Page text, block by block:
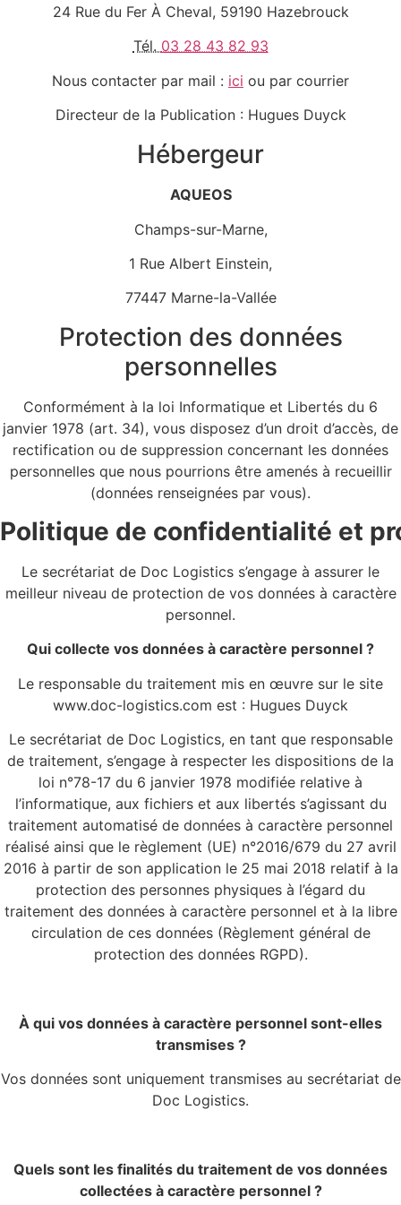
24 Rue du Fer À Cheval, 59190 Hazebrouck
Tél. 03 28 43 82 93
Nous contacter par mail : ici ou par courrier
Directeur de la Publication : Hugues Duyck
Hébergeur
AQUEOS
Champs-sur-Marne,
1 Rue Albert Einstein,
77447 Marne-la-Vallée
Protection des données
personnelles
Conformément à la loi Informatique et Libertés du 6
janvier 1978 (art. 34), vous disposez d’un droit d’accès, de
rectification ou de suppression concernant les données
personnelles que nous pourrions être amenés à recueillir
(données renseignées par vous).
Politique de confidentialité et
Le secrétariat de Doc Logistics s’engage à assurer le
meilleur niveau de protection de vos données à caractère
personnel.
Qui collecte vos données à caractère personnel ?
Le responsable du traitement mis en œuvre sur le site
www.doc-logistics.com est : Hugues Duyck
Le secrétariat de Doc Logistics, en tant que responsable
de traitement, s’engage à respecter les dispositions de la
loi n°78-17 du 6 janvier 1978 modifiée relative à
l’informatique, aux fichiers et aux libertés s’agissant du
traitement automatisé de données à caractère personnel
réalisé ainsi que le règlement (UE) n°2016/679 du 27 avril
2016 à partir de son application le 25 mai 2018 relatif à la
protection des personnes physiques à l’égard du
traitement des données à caractère personnel et à la libre
circulation de ces données (Règlement général de
protection des données RGPD).
À qui vos données à caractère personnel sont-elles
transmises ?
Vos données sont uniquement transmises au secrétariat de
Doc Logistics.
Quels sont les finalités du traitement de vos données
collectées à caractère personnel ?